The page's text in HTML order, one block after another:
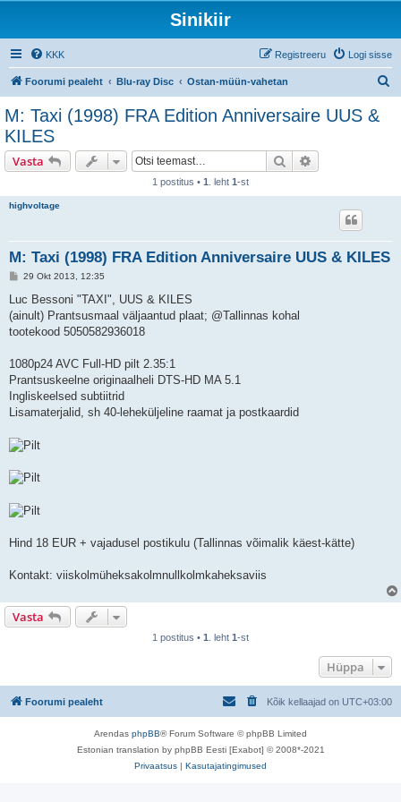
Sinikiir
KKK Logi sisse
Registreeru
Foorumi pealeht Blu-ray Disc Ostan-müün-vahetan
M: Taxi (1998) FRA Edition Anniversaire UUS &
KILES
Vasta Otsi
1 postitus • 1 . leht 1-st
highvoltage
M: Taxi (1998) FRA Edition Anniversaire UUS & KILES
P
s
i
t
29 Okt 2013, 12:35
Luc Bessoni "TAXI", UUS & KILES
(ainult) Prantsusmaal väljaantud plaat; @Tallinnas kohal
tootekood 5050582936018
1080p24 AVC Full-HD pilt 2.35:1
Prantsuskeelne originaalheli DTS-HD MA 5.1
Ingliskeelsed subtiitrid
Lisamaterjalid, sh 40-leheküljeline raamat ja postkaardid
Hind 18 EUR + vajadusel postikulu (Tallinnas võimalik käest-kätte)
Kontakt: viiskolmüheksakolmnullkolmkaheksaviis
Vasta
1 postitus • 1 . leht 1-st
Hüppa
Foorumi pealeht Kõik kellaajad on UTC+03:00
Arendas phpBB® Forum Software © phpBB Limited
Estonian translation by phpBB Eesti [Exabot] © 2008*-2021
Privaatsus | Kasutajatingimused